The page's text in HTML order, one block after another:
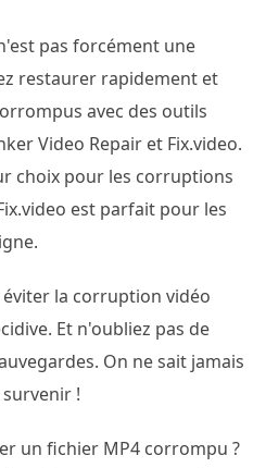
pas forcément une
restaurer rapidement et
avec des outils
Video Repair et Fix.video.
choix pour les corruptions
est parfait pour les
la corruption vidéo
Et n'oubliez pas de
On ne sait jamais
!
un fichier MP4 corrompu ?